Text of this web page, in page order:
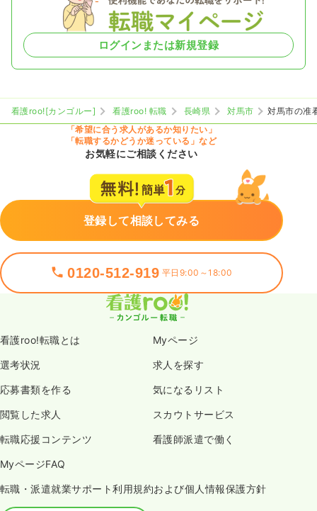
ログインまたは新規登録
看護roo![カンゴルー] 看護roo! 転職 長崎県 対馬市
対馬市の准
「希望に合う求人があるか知りたい」
「転職するかどうか迷っている」など
お気軽にご相談ください
登録して相談してみる
0120-512-919 平日9:00～18:00
看護roo!転職とは Myページ
選考状況 求人を探す
応募書類を作る 気になるリスト
閲覧した求人 スカウトサービス
転職応援コンテンツ 看護師派遣で働く
MyページFAQ
転職・派遣就業サポート利用規約および個人情報保護方針